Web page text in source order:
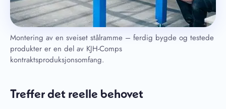
Montering av en sveiset stålramme – ferdig bygde og testede
produkter er en del av KJH-Comps
kontraktsproduksjonsomfang.
Treffer det reelle behovet